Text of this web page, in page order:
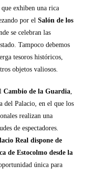
exhiben una rica
por elSalón de los
se celebran las
Tampoco debemos
tesoros históricos,
objetos valiosos.
Cambio de la Guardia,
del Palacio, en el que los
realizan una
de espectadores.
Real dispone de
de Estocolmo desde la
única para